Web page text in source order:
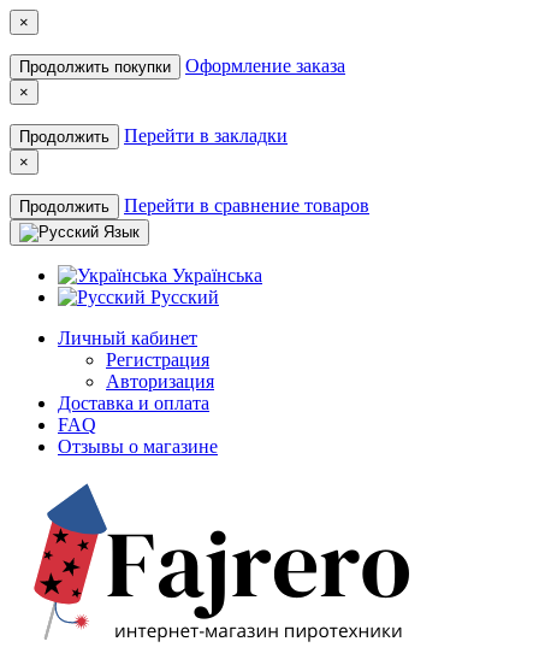
×
Продолжить покупки Оформление заказа
×
Продолжить Перейти в закладки
×
Продолжить Перейти в сравнение товаров
Язык
Українська
Русский
Личный кабинет
Регистрация
Авторизация
Доставка и оплата
FAQ
Отзывы о магазине